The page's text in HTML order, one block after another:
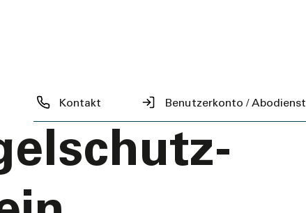
Kontakt Benutzerkonto / Abodienst
­und